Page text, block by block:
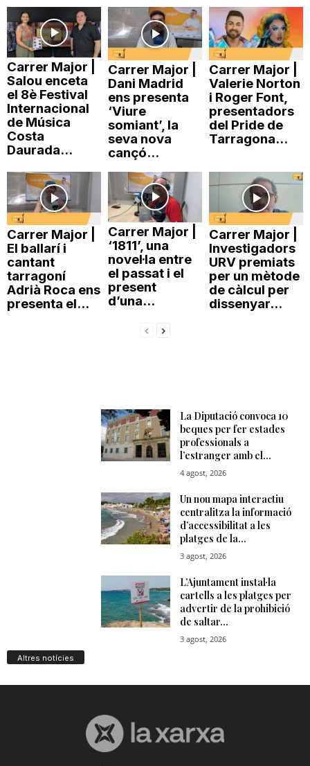
Carrer Major |
Salou enceta
el 8è Festival
Internacional
de Música
Costa
Daurada...
Carrer Major |
Dani Madrid
ens presenta
‘Viure
somiant’, la
seva nova
cançó...
Carrer Major |
Valerie Norton
i Roger Font,
presentadors
del Pride de
Tarragona...
Carrer Major |
El ballarí i
cantant
tarragoní
Adrià Roca ens
presenta el...
Carrer Major |
‘1811’, una
novel·la entre
el passat i el
present
d’una...
Carrer Major |
Investigadors
URV premiats
per un mètode
de càlcul per
dissenyar...
Altres notícies